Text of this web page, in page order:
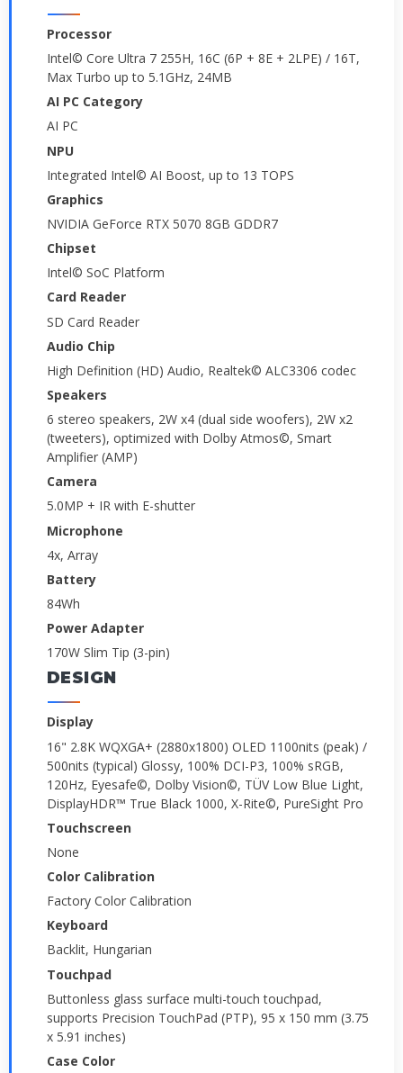
Processor
Intel© Core Ultra 7 255H, 16C (6P + 8E + 2LPE) / 16T,
Max Turbo up to 5.1GHz, 24MB
AI PC Category
AI PC
NPU
Integrated Intel© AI Boost, up to 13 TOPS
Graphics
NVIDIA GeForce RTX 5070 8GB GDDR7
Chipset
Intel© SoC Platform
Card Reader
SD Card Reader
Audio Chip
High Definition (HD) Audio, Realtek© ALC3306 codec
Speakers
6 stereo speakers, 2W x4 (dual side woofers), 2W x2
(tweeters), optimized with Dolby Atmos©, Smart
Amplifier (AMP)
Camera
5.0MP + IR with E-shutter
Microphone
4x, Array
Battery
84Wh
Power Adapter
170W Slim Tip (3-pin)
DESIGN
Display
16" 2.8K WQXGA+ (2880x1800) OLED 1100nits (peak) /
500nits (typical) Glossy, 100% DCI-P3, 100% sRGB,
120Hz, Eyesafe©, Dolby Vision©, TÜV Low Blue Light,
DisplayHDR™ True Black 1000, X-Rite©, PureSight Pro
Touchscreen
None
Color Calibration
Factory Color Calibration
Keyboard
Backlit, Hungarian
Touchpad
Buttonless glass surface multi-touch touchpad,
supports Precision TouchPad (PTP), 95 x 150 mm (3.75
x 5.91 inches)
Case Color